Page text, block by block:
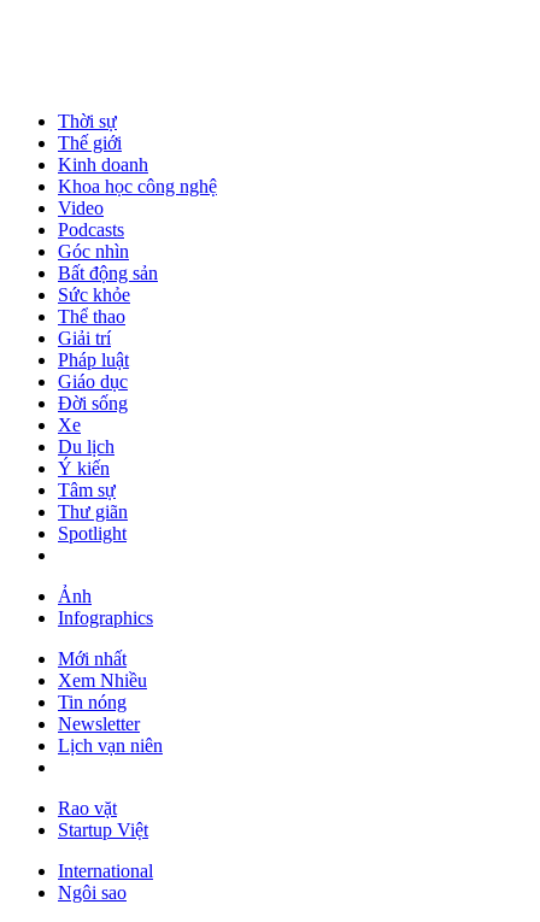
Thời sự
Thế giới
Kinh doanh
Khoa học công nghệ
Video
Podcasts
Góc nhìn
Bất động sản
Sức khỏe
Thể thao
Giải trí
Pháp luật
Giáo dục
Đời sống
Xe
Du lịch
Ý kiến
Tâm sự
Thư giãn
Spotlight
Ảnh
Infographics
Mới nhất
Xem Nhiều
Tin nóng
Newsletter
Lịch vạn niên
Rao vặt
Startup Việt
International
Ngôi sao